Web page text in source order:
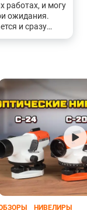
работах, и могу
ожидания.
и сразу
размеры
важно при
его
НИВЕЛИРЫ